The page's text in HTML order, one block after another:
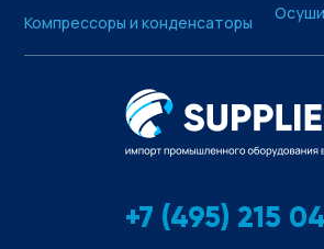
Компрессоры и конденсаторы
+7 (495) 215